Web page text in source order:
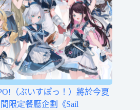
（ぶいすぽっ！）將於今夏
限定餐廳企劃《Sail